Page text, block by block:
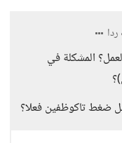
المشكلة في
ضغط تاكوظفين فعلا؟